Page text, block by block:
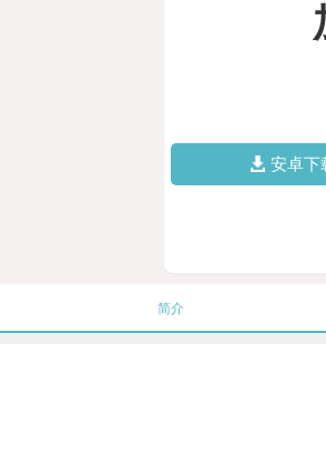
安卓下
简介